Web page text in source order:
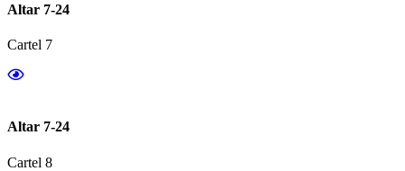
Altar 7-24
Cartel 7
Altar 7-24
Cartel 8